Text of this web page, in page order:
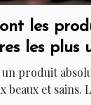
les
les plus
un produit
beaux et sains.